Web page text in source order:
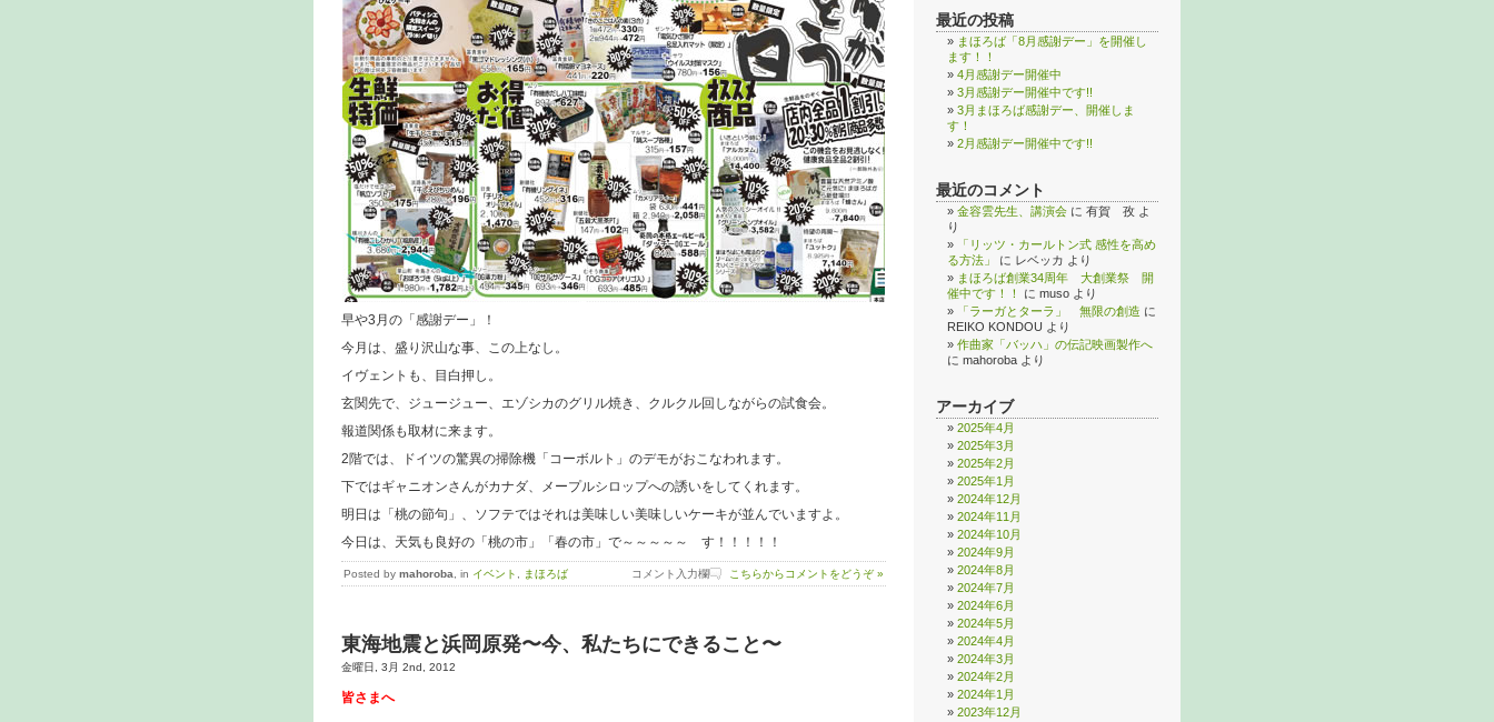
早や3月の「感謝デー」！
今月は、盛り沢山な事、この上なし。
イヴェントも、目白押し。
玄関先で、ジュージュー、エゾシカのグリル焼き、クルクル回しながらの試食会。
報道関係も取材に来ます。
2階では、ドイツの驚異の掃除機「コーボルト」のデモがおこなわれます。
下ではギャニオンさんがカナダ、メープルシロップへの誘いをしてくれます。
明日は「桃の節句」、ソフテではそれは美味しい美味しいケーキが並んでいますよ。
今日は、天気も良好の「桃の市」「春の市」で～～～～～ す！！！！！
Posted by mahoroba , in イベント まほろば コメント入力欄 こちらからコメントをどうぞ »
東海地震と浜岡原発〜今、私たちにできること〜
金曜日, 3月 2nd, 2012
皆さまへ
最近の投稿
まほろば「8月感謝デー」を開催し
ます！！
4月感謝デー開催中
3月感謝デー開催中です!!
3月まほろば感謝デー、開催しま
す！
2月感謝デー開催中です!!
最近のコメント
金容雲先生、講演会 に 有賀 孜 よ
り
「リッツ・カールトン式 感性を高め
る方法」
に レベッカ より
まほろば創業34周年 大創業祭 開
催中です！！
に muso より
「ラーガとターラ」 無限の創造 に
REIKO KONDOU より
作曲家「バッハ」の伝記映画製作へ
に mahoroba より
アーカイブ
2025年4月
2025年3月
2025年2月
2025年1月
2024年12月
2024年11月
2024年10月
2024年9月
2024年8月
2024年7月
2024年6月
2024年5月
2024年4月
2024年3月
2024年2月
2024年1月
2023年12月